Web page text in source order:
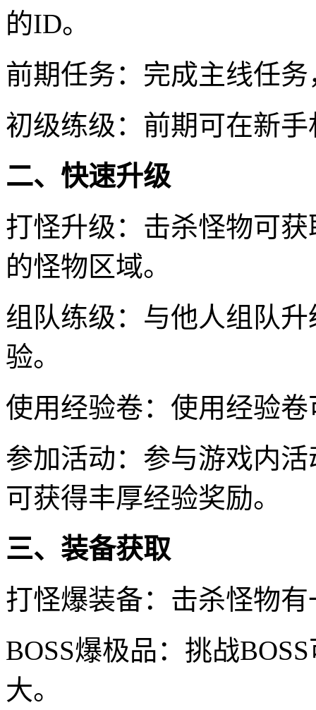
的ID。
前期任务：完成主线任
初级练级：前期可在新
二、快速升级
打怪升级：击杀怪物可
的怪物区域。
组队练级：与他人组队
验。
使用经验卷：使用经验
参加活动：参与游戏内
可获得丰厚经验奖励。
三、装备获取
打怪爆装备：击杀怪物
BOSS爆极品：挑战
大。